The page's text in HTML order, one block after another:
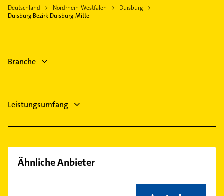
Dinslaken
Bottrop
Elektro Reparatur
Kanalreinigung
Deutschland
Nordrhein-Westfalen
Duisburg
Duisburg Bezirk Duisburg-Mitte
Branche
Leistungsumfang
Ähnliche Anbieter